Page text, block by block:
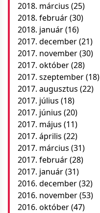
2018. március (25)
2018. február(30)
2018. január(16)
2017. december(21)
2017. november(30)
2017. október(28)
2017. szeptember(18)
2017. augusztus (22)
2017. július (18)
2017. június (20)
2017. május (11)
2017. április (22)
2017. március (31)
2017. február(28)
2017. január(31)
2016. december(32)
2016. november(53)
2016. október(47)